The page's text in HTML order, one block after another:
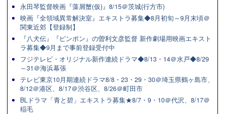
永田琴監督映画『藻屑蟹(仮)』8/15＠茨城(行方市)
映画『全領域異常解決室』エキストラ募集◆8月初旬～9月末頃＠
関東近郊【登録制】
『八犬伝』『ピンポン』の曽利文彦監督 新作劇場用映画エキスト
ラ募集◆9月まで事前登録受付中
フジテレビ・オリジナル新作連続ドラマ◆8/13・14＠水戸◆8/29
～31＠海浜幕張
テレビ東京10月期連続ドラマ8/8・23・29・30＠埼玉県鶴ヶ島市、
8/12＠港区、8/17＠渋谷区、8/26＠町田市
BLドラマ「青と碧」エキストラ募集★8/7・9・10＠代沢、8/17＠
稲毛